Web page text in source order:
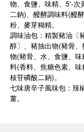
物、食鹽、味精、5'-次
二鈉)、醱酵調味料(醱
粉、麥芽糊精。
調味油包：精製豬油〔
醇〕、豬抽出物(豬骨
物(豬骨、水、食鹽、
料(香料、焦糖色素、
核苷磷酸二鈉)。
七味唐辛子風味包：辣
薑。